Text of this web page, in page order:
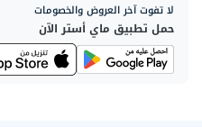
لا تفوت آخر العروض والخصومات
حمل تطبيق ماي أستر الآن